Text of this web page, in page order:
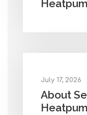
July 17, 2026
About